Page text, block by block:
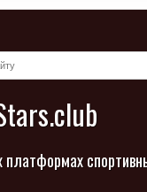
платформах